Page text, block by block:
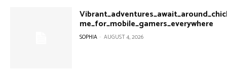
me_for_mobile_gamers_everywhere
SOPHIA - AUGUST 4, 2026